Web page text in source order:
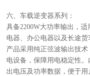
六、车载逆变器系列：
具备2200W大功率输出，
电器、办公电器以及长途货
产品采用纯正弦波输出技
电设备，保障用电稳定性
出电压及功率数据，便于